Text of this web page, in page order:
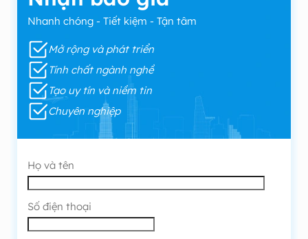
Nhanh chóng - Tiết kiệm - Tận tâm
Mở rộng và phát triển
Tính chất ngành nghề
Tạo uy tín và niềm tin
Chuyên nghiệp
Họ và tên
Số điện thoại